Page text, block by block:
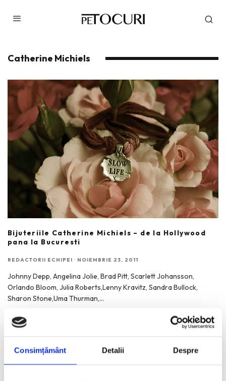
Consimțământ Detalii Despre
Catherine Michiels
Bijuteriile Catherine Michiels – de la Hollywood
pana la Bucuresti
REDACTORII ECHIPEI · NOIEMBRIE 23, 2011
Johnny Depp, Angelina Jolie, Brad Pitt, Scarlett Johansson,
Orlando Bloom, Julia Roberts,Lenny Kravitz, Sandra Bullock,
Sharon Stone,Uma Thurman,...